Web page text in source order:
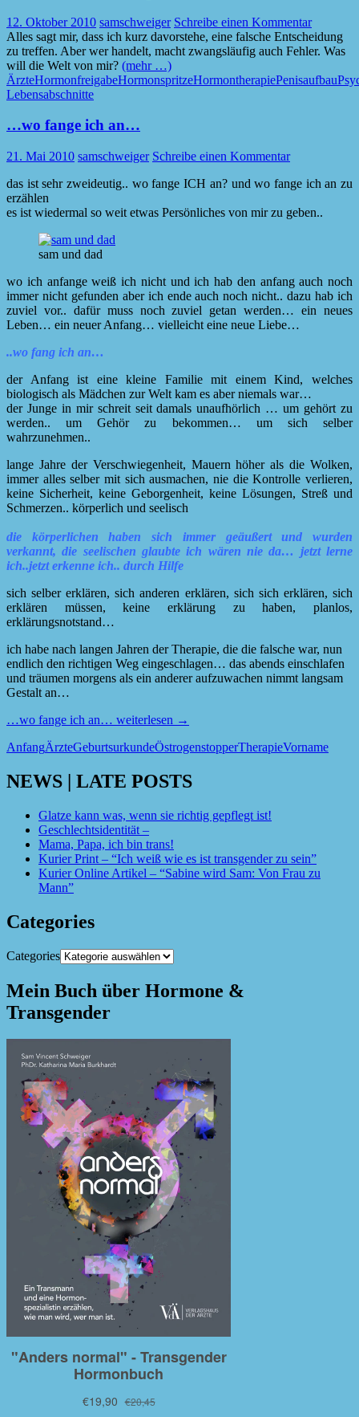
12. Oktober 2010 samschweiger Schreibe einen Kommentar
Alles sagt mir, dass ich kurz davorstehe, eine falsche Entscheidung
zu treffen. Aber wer handelt, macht zwangsläufig auch Fehler. Was
will die Welt von mir? (mehr …)
ÄrzteHormonfreigabeHormonspritzeHormontherapiePenisaufbau
Lebensabschnitte
…wo fange ich an…
21. Mai 2010 samschweiger Schreibe einen Kommentar
das ist sehr zweideutig.. wo fange ICH an? und wo fange ich an zu
erzählen
es ist wiedermal so weit etwas Persönliches von mir zu geben..
sam und dad
wo ich anfange weiß ich nicht und ich hab den anfang auch noch
immer nicht gefunden aber ich ende auch noch nicht.. dazu hab ich
zuviel vor.. dafür muss noch zuviel getan werden… ein neues
Leben… ein neuer Anfang… vielleicht eine neue Liebe…
..wo fang ich an…
der Anfang ist eine kleine Familie mit einem Kind, welches
biologisch als Mädchen zur Welt kam es aber niemals war…
der Junge in mir schreit seit damals unaufhörlich … um gehört zu
werden.. um Gehör zu bekommen… um sich selber
wahrzunehmen..
lange Jahre der Verschwiegenheit, Mauern höher als die Wolken,
immer alles selber mit sich ausmachen, nie die Kontrolle verlieren,
keine Sicherheit, keine Geborgenheit, keine Lösungen, Streß und
Schmerzen.. körperlich und seelisch
die körperlichen haben sich immer geäußert und wurden
verkannt, die seelischen glaubte ich wären nie da… jetzt lerne
ich..jetzt erkenne ich.. durch Hilfe
sich selber erklären, sich anderen erklären, sich sich erklären, sich
erklären müssen, keine erklärung zu haben, planlos,
erklärungsnotstand…
ich habe nach langen Jahren der Therapie, die die falsche war, nun
endlich den richtigen Weg eingeschlagen… das abends einschlafen
und träumen morgens als ein anderer aufzuwachen nimmt langsam
Gestalt an…
…wo fange ich an… weiterlesen →
AnfangÄrzteGeburtsurkundeÖstrogenstopperTherapieVorname
NEWS | LATE POSTS
Glatze kann was, wenn sie richtig gepflegt ist!
Geschlechtsidentität –
Mama, Papa, ich bin trans!
Kurier Print – “Ich weiß wie es ist transgender zu sein”
Kurier Online Artikel – “Sabine wird Sam: Von Frau zu
Mann”
Categories
Categories
Mein Buch über Hormone &
Transgender